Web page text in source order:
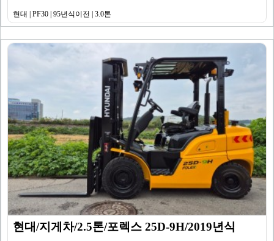
현대 | PF30 | 95년식이전 | 3.0톤
현대/지게차/2.5톤/포렉스 25D-9H/2019년식